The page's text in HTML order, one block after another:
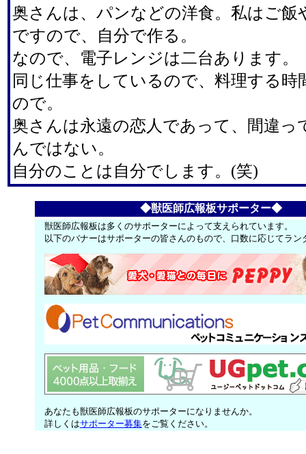
奥さんは、パンなどの洋食。私はご飯
ですので、自分で作る。
なので、電子レンジは二台あります。
同じ仕事をしているので、料理する時
ので。
奥さんは永遠の恋人であって、間違っ
んではない。
自分のことは自分でします。(笑)
◆獣医師広報板サポーター◆
獣医師広報板は多くのサポーターによって支えられています。
以下のバナーはサポーターの皆さんのもので、口数に応じてラ
あなたも獣医師広報板のサポーターになりませんか。
詳しくはサポーター募集をご覧ください。